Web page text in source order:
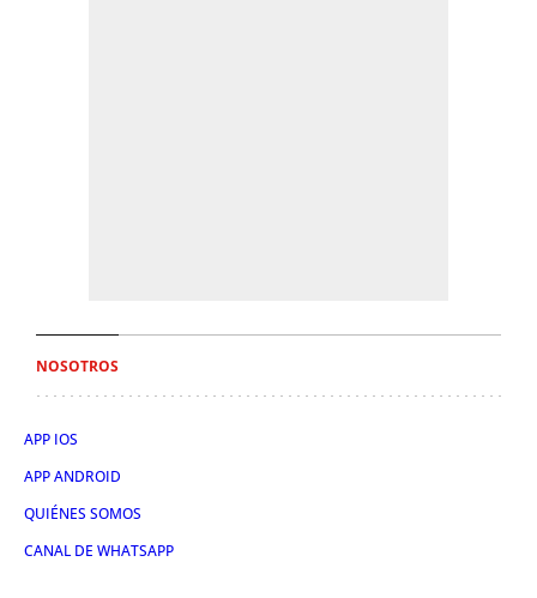
NOSOTROS
APP IOS
APP ANDROID
QUIÉNES SOMOS
CANAL DE WHATSAPP